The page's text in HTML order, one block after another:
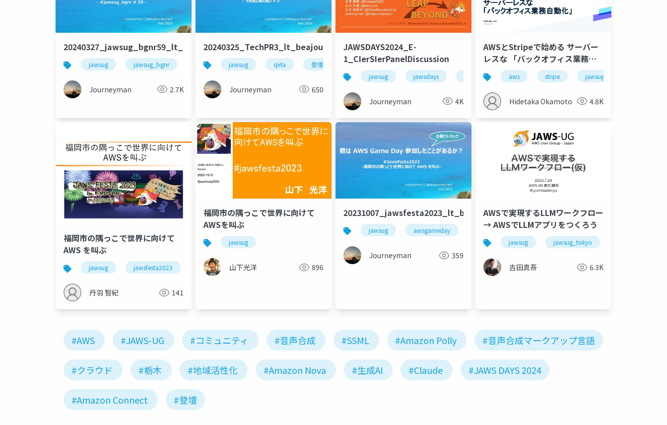
20240327_jawsug_bgnr59_lt_beajouneyman
jawsug jawsug_bgnr
Journeyman 2.7K
20240325_TechPR3_lt_beajouneyman
jawsug qiita 登壇 アウトプット
Journeyman 650
JAWSDAYS2024_E-
1_CIerSIerPanelDiscussion
jawsug jawsdays jawsdays2024 aws
Journeyman 4K
AWSとStripeで始める サーバー
レスな 「バックオフィス業務自
動化」 aws stripe jawsug
Hidetaka Okamoto 4.8K
福岡市の隅っこで世界に向けて
AWS を叫ぶ
jawsug jawsfesta2023 jawsfesta
丹羽 智紀 141
福岡市の隅っこで世界に向けて
AWSを叫ぶ
jawsug
山下光洋 896
20231007_jawsfesta2023_lt_beajouneyman
jawsug awsgameday jawsfesta jawsfesta2023
Journeyman 359
AWSで実現するLLMワークフロー
→ AWSでLLMアプリをつくろう
jawsug jawsug_tokyo
吉田真吾 6.3K
#AWS #JAWS-UG #コミュニティ #音声合成 #SSML #Amazon Polly #音声合成マークアップ言語
#クラウド #栃木 #地域活性化 #Amazon Nova #生成AI #Claude #JAWS DAYS 2024
#Amazon Connect #登壇